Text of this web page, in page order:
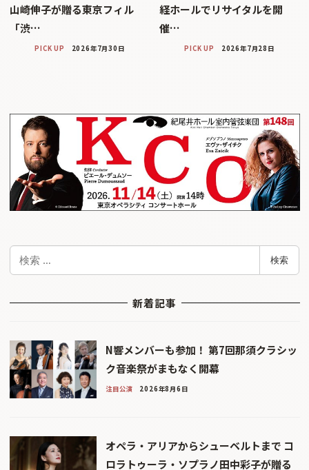
山崎伸子が贈る東京フィル
「渋…
PICK UP 2026年7月30日
経ホールでリサイタルを開
催…
PICK UP 2026年7月28日
検
検索
新着記事
N響メンバーも参加！ 第7回那須クラシッ
ク音楽祭がまもなく開幕
注目公演 2026年8月6日
オペラ・アリアからシューベルトまで コ
ロラトゥーラ・ソプラノ田中彩子が贈る